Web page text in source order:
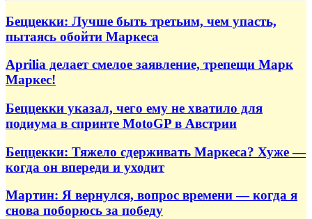
Беццекки: Лучше быть третьим, чем упасть,
пытаясь обойти Маркеса
Aprilia делает смелое заявление, трепещи Марк
Маркес!
Беццекки указал, чего ему не хватило для
подиума в спринте MotoGP в Австрии
Беццекки: Тяжело сдерживать Маркеса? Хуже —
когда он впереди и уходит
Мартин: Я вернулся, вопрос времени — когда я
снова поборюсь за победу